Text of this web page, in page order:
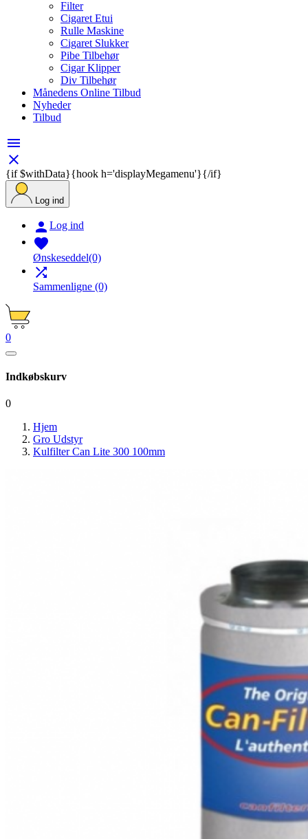
Filter
Cigaret Etui
Rulle Maskine
Cigaret Slukker
Pibe Tilbehør
Cigar Klipper
Div Tilbehør
Månedens Online Tilbud
Nyheder
Tilbud


{if $withData}{hook h='displayMegamenu'}{/if}
Log ind
 Log ind

Ønskeseddel(0)

Sammenligne (0)
0
Indkøbskurv
0
Hjem
Gro Udstyr
Kulfilter Can Lite 300 100mm